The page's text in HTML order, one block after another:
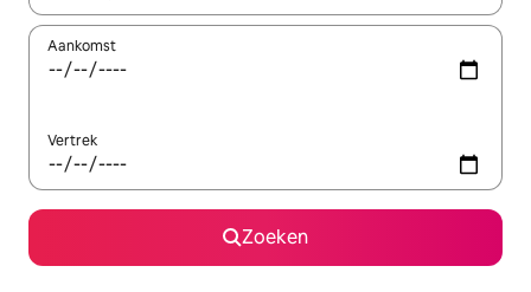
Aankomst
Vertrek
Zoeken